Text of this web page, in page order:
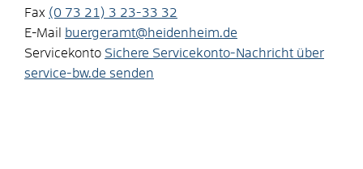
Fax (0 73 21) 3 23-33 32
E-Mail
buergeramt@heidenheim.de
Servicekonto Sichere Servicekonto-Nachricht über
service-bw.de senden